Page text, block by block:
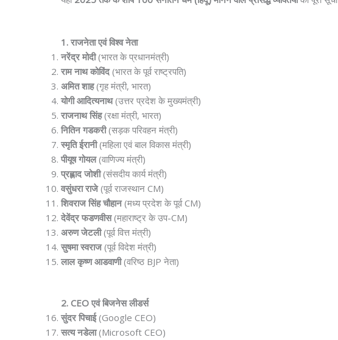
1. राजनेता एवं विश्व नेता
नरेंद्र मोदी(भारत के प्रधानमंत्री)
राम नाथ कोविंद(भारत के पूर्व राष्ट्रपति)
अमित शाह(गृह मंत्री, भारत)
योगी आदित्यनाथ(उत्तर प्रदेश के मुख्यमंत्री)
राजनाथ सिंह(रक्षा मंत्री, भारत)
नितिन गडकरी(सड़क परिवहन मंत्री)
स्मृति ईरानी(महिला एवं बाल विकास मंत्री)
पीयूष गोयल(वाणिज्य मंत्री)
प्रह्लाद जोशी(संसदीय कार्य मंत्री)
वसुंधरा राजे(पूर्व राजस्थान CM)
शिवराज सिंह चौहान(मध्य प्रदेश के पूर्व CM)
देवेंद्र फडणवीस(महाराष्ट्र के उप-CM)
अरुण जेटली(पूर्व वित्त मंत्री)
सुषमा स्वराज(पूर्व विदेश मंत्री)
लाल कृष्ण आडवाणी(वरिष्ठ BJP नेता)
2. CEO एवं बिजनेस लीडर्स
सुंदर पिचाई(Google CEO)
सत्य नडेला(Microsoft CEO)